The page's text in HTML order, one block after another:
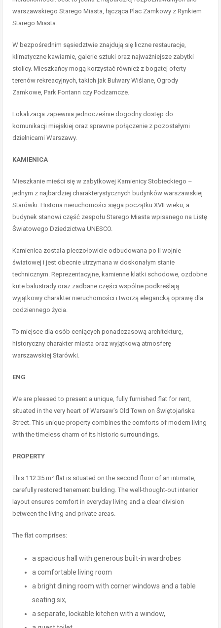
warszawskiego Starego Miasta, łącząca Plac Zamkowy z Rynkiem
Starego Miasta.
W bezpośrednim sąsiedztwie znajdują się liczne restauracje,
klimatyczne kawiarnie, galerie sztuki oraz najważniejsze zabytki
stolicy. Mieszkańcy mogą korzystać również z bogatej oferty
terenów rekreacyjnych, takich jak Bulwary Wiślane, Ogrody
Zamkowe, Park Fontann czy Podzamcze.
Lokalizacja zapewnia jednocześnie dogodny dostęp do
komunikacji miejskiej oraz sprawne połączenie z pozostałymi
dzielnicami Warszawy.
KAMIENICA
Mieszkanie mieści się w zabytkowej Kamienicy Stobieckiego –
jednym z najbardziej charakterystycznych budynków warszawskiej
Starówki. Historia nieruchomości sięga początku XVII wieku, a
budynek stanowi część zespołu Starego Miasta wpisanego na Listę
Światowego Dziedzictwa UNESCO.
Kamienica została pieczołowicie odbudowana po II wojnie
światowej i jest obecnie utrzymana w doskonałym stanie
technicznym. Reprezentacyjne, kamienne klatki schodowe, ozdobne
kute balustrady oraz zadbane części wspólne podkreślają
wyjątkowy charakter nieruchomości i tworzą elegancką oprawę dla
codziennego życia.
To miejsce dla osób ceniących ponadczasową architekturę,
historyczny charakter miasta oraz wyjątkową atmosferę
warszawskiej Starówki.
ENG
We are pleased to present a unique, fully furnished flat for rent,
situated in the very heart of Warsaw’s Old Town on Świętojańska
Street. This unique property combines the comforts of modern living
with the timeless charm of its historic surroundings.
PROPERTY
This 112.35 m² flat is situated on the second floor of an intimate,
carefully restored tenement building. The well-thought-out interior
layout ensures comfort in everyday living and a clear division
between the living and private areas.
The flat comprises:
a spacious hall with generous built-in wardrobes
a comfortable living room
a bright dining room with corner windows and a table
seating six,
a separate, lockable kitchen with a window,